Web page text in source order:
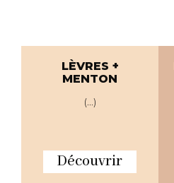
LÈVRES +
MENTON
(...)
Découvrir